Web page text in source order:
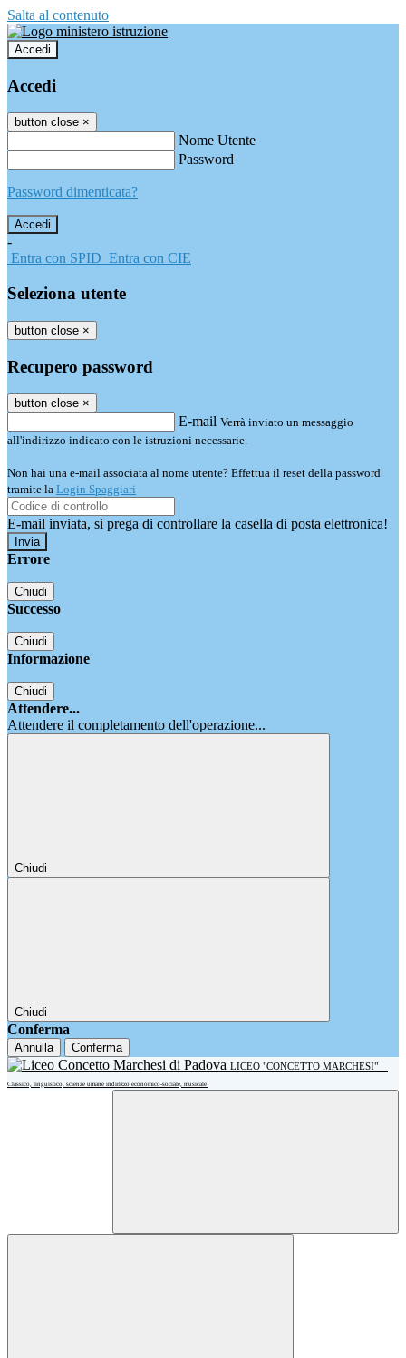
Salta al contenuto
Accedi
Accedi
button close ×
Nome Utente
Password
Password dimenticata?
-
Entra con SPID Entra con CIE
Seleziona utente
button close ×
Recupero password
button close ×
E-mail Verrà inviato un messaggio
all'indirizzo indicato con le istruzioni necessarie.
Non hai una e-mail associata al nome utente? Effettua il reset della password
tramite la Login Spaggiari
E-mail inviata, si prega di controllare la casella di posta elettronica!
Errore
Chiudi
Successo
Chiudi
Informazione
Chiudi
Attendere...
Attendere il completamento dell'operazione...
Chiudi
Chiudi
Conferma
Annulla Conferma
LICEO "CONCETTO MARCHESI"
Classico, linguistico, scienze umane indirizzo economico-sociale, musicale